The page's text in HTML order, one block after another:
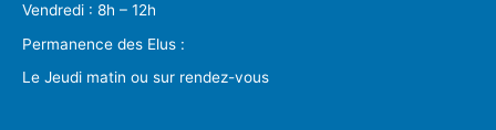
Vendredi : 8h – 12h
Permanence des Elus :
Le Jeudi matin ou sur rendez-vous